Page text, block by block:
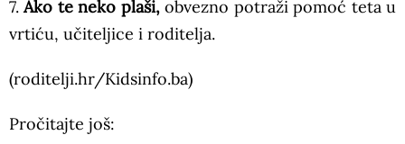
7.Ako te neko plaši,obvezno potraži pomoć teta u
vrtiću, učiteljice i roditelja.
(roditelji.hr/Kidsinfo.ba)
Pročitajte još: